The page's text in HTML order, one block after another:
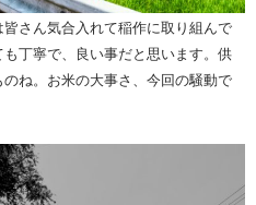
さん気合入れて稲作に取り組んで
丁寧で、良い事だと思います。供
ね。お米の大事さ、今回の騒動で